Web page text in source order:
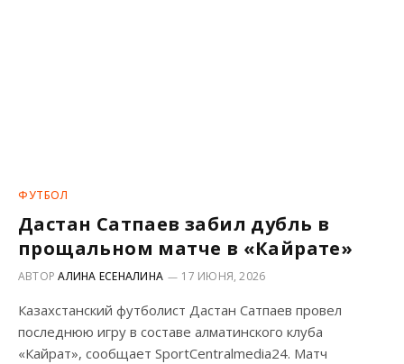
ФУТБОЛ
Дастан Сатпаев забил дубль в
прощальном матче в «Кайрате»
АВТОРАЛИНА ЕСЕНАЛИНА 17 ИЮНЯ, 2026
Казахстанский футболист Дастан Сатпаев провел
последнюю игру в составе алматинского клуба
«Кайрат», сообщает SportCentralmedia24. Матч